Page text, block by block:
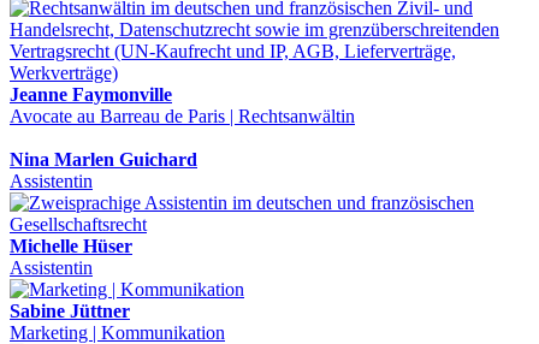
Jeanne Faymonville
Avocate au Barreau de Paris | Rechtsanwältin
Nina Marlen Guichard
Assistentin
Michelle Hüser
Assistentin
Sabine Jüttner
Marketing | Kommunikation